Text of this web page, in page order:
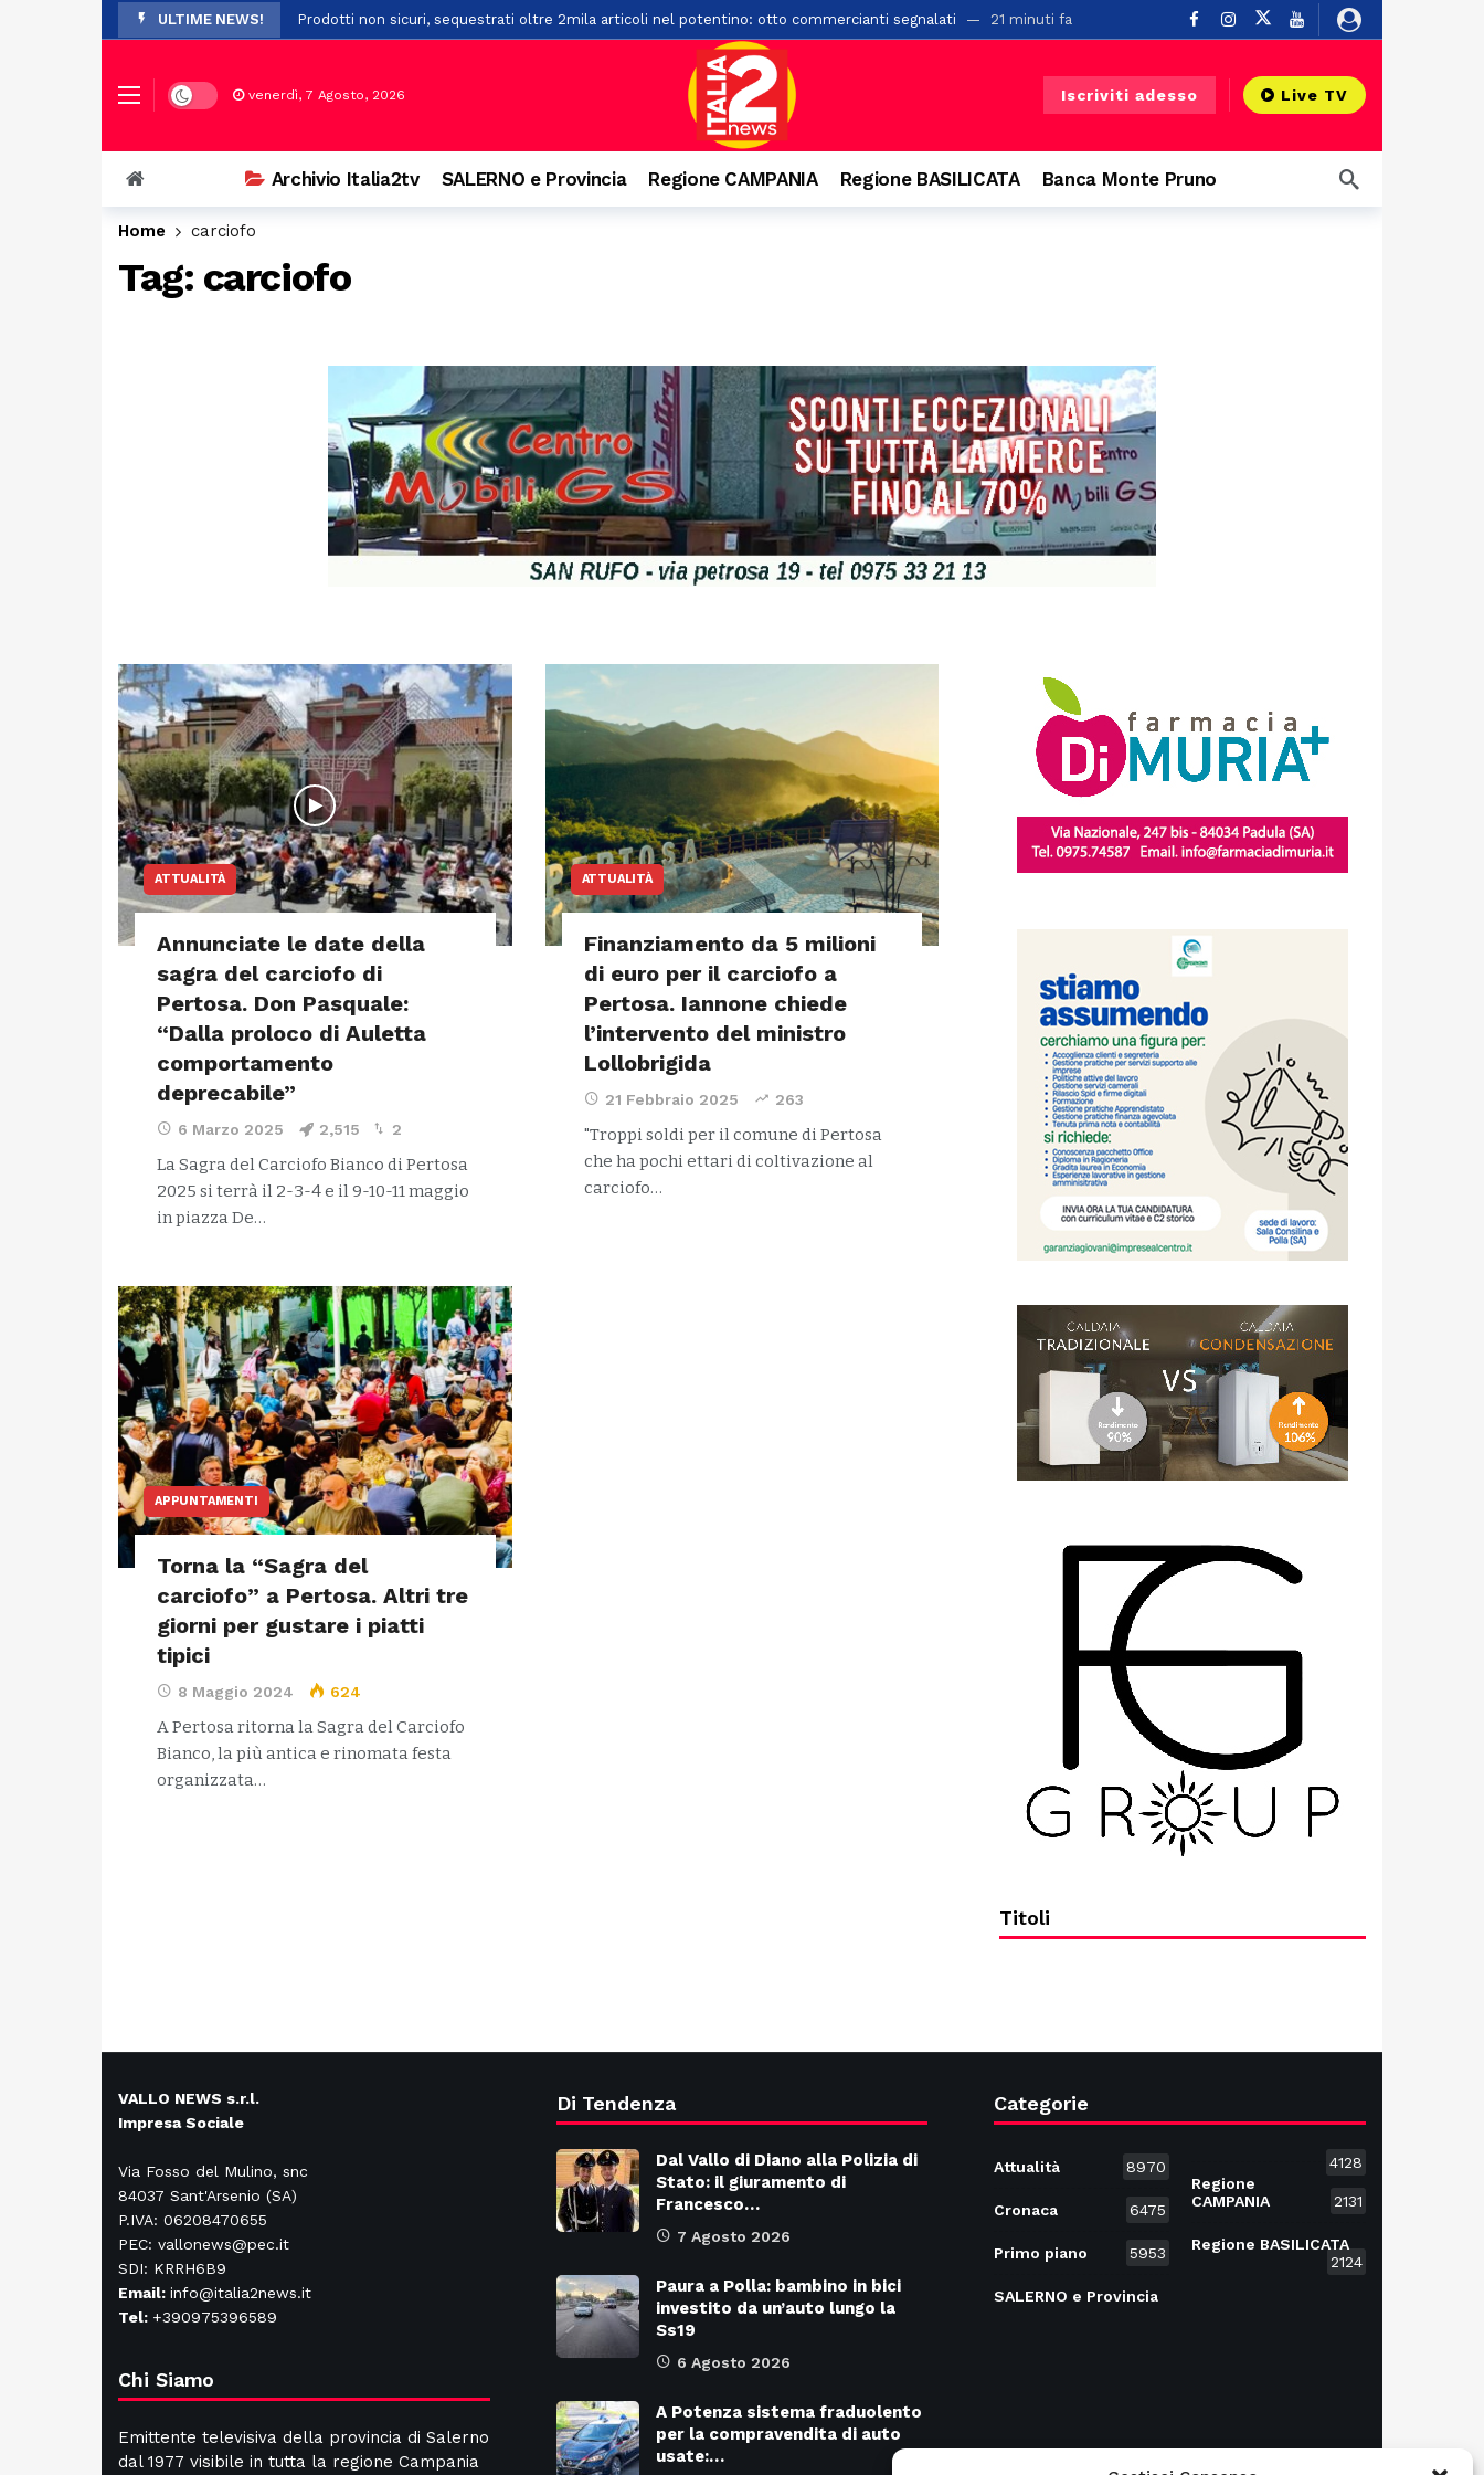
ULTIME NEWS! Prodotti non sicuri, sequestrati oltre 2mila articoli nel potentino: otto commercianti segnalati 21 minuti fa
Vasto incendio a San Chirico. Denunciato 63enne: ha acceso il fuoco per bruciare un nido di vespe
Ospedale di Battipaglia, la Cisl: “Dal crollo una lezione per il Sud. La manutenzione diventi la prima infrastruttura” 39 minuti fa
Auto si ribalta più volte nella rotatoria a Pontecagnano: un giovane finisce in ospedale
Paura a Polla: bambino in bici investito da un’auto lungo la Ss19
Dark mode venerdì, 7 Agosto, 2026 Iscriviti adesso Live TV
Archivio Italia2tv SALERNO e Provincia Regione CAMPANIA Regione BASILICATA Banca Monte Pruno
Home carciofo
Tag: carciofo
ATTUALITÀ
Annunciate le date della
sagra del carciofo di
Pertosa. Don Pasquale:
“Dalla proloco di Auletta
comportamento
deprecabile”
6 Marzo 2025 2,515 2
La Sagra del Carciofo Bianco di Pertosa
2025 si terrà il 2-3-4 e il 9-10-11 maggio
in piazza De…
ATTUALITÀ
Finanziamento da 5 milioni
di euro per il carciofo a
Pertosa. Iannone chiede
l’intervento del ministro
Lollobrigida
21 Febbraio 2025 263
"Troppi soldi per il comune di Pertosa
che ha pochi ettari di coltivazione al
carciofo…
APPUNTAMENTI
Torna la “Sagra del
carciofo” a Pertosa. Altri tre
giorni per gustare i piatti
tipici
8 Maggio 2024 624
A Pertosa ritorna la Sagra del Carciofo
Bianco, la più antica e rinomata festa
organizzata…
Titoli
VALLO NEWS s.r.l.
Impresa Sociale
Via Fosso del Mulino, snc
84037 Sant'Arsenio (SA)
P.IVA: 06208470655
PEC: vallonews@pec.it
SDI: KRRH6B9
Email: info@italia2news.it
Tel: +390975396589
Chi Siamo
Emittente televisiva della provincia di Salerno
dal 1977 visibile in tutta la regione Campania
Di Tendenza
Dal Vallo di Diano alla Polizia di
Stato: il giuramento di
Francesco…
7 Agosto 2026
Paura a Polla: bambino in bici
investito da un’auto lungo la
Ss19
6 Agosto 2026
A Potenza sistema fraduolento
per la compravendita di auto
usate:…
Categorie
Attualità 8970
Cronaca 6475
Primo piano 5953
SALERNO e Provincia
4128
Regione
CAMPANIA
2131
Regione BASILICATA
2124